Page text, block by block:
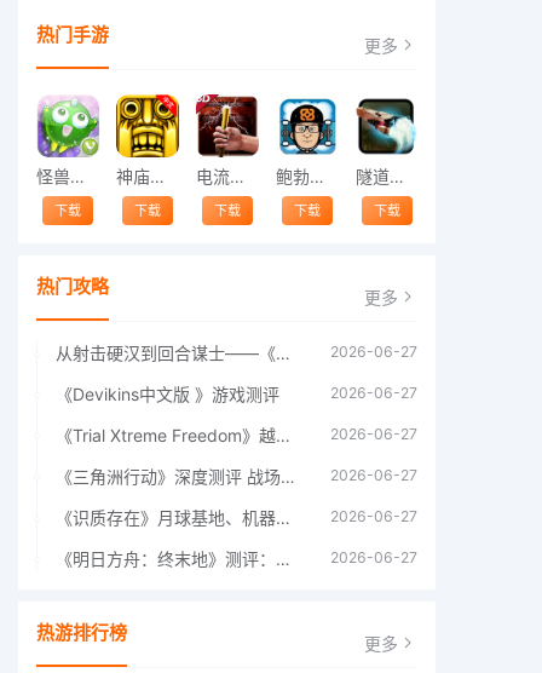
热门手游 更多
怪兽跳跃
下载
神庙逃亡中文版
下载
电流急急棒
下载
鲍勃的梦境
下载
隧道逃脱
下载
热门攻略 更多
从射击硬汉到回合谋士——《战争机器：战略版》如何演绎另一位猛男的传奇 2026-06-27
《Devikins中文版 》游戏测评 2026-06-27
《Trial Xtreme Freedom》越野摩托车测评总结 2026-06-27
《三角洲行动》深度测评 战场上的野心与裂痕 2026-06-27
《识质存在》月球基地、机器人女孩多年来最佳射击游戏 2026-06-27
《明日方舟：终末地》测评：于荒芜之中，重建文明 2026-06-27
热游排行榜 更多